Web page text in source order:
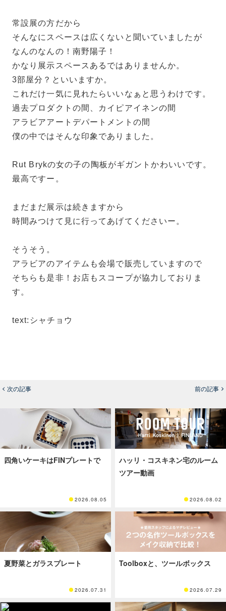
常設展の方だから
そんなにスペースは広くないと聞いていましたが
なんのなんの！南野陽子！
かなり展示スペースあるではありませんか。
3部屋分？といいますか。
これだけ一気に見れたらいいなぁと思うわけです。
過去プロダクトの間、カイピアイネンの間
アラビアアートデパートメントの間
僕の中ではそんな印象でありました。
Rut Brykの女の子の陶板がギガントかわいいです。
最高ですー。
まだまだ展示は続きますから
時間みつけて見に行ってあげてくださいー。
そうそう。
アラビアのアイテムも会場で販売していますので
そちらも是非！お店もスコープが協力しておりま
す。
text:シャチョウ
次の記事 前の記事
四角いケーキはFINプレートで
2026.08.05
ハッリ・コスキネン宅のルーム
ツアー動画
2026.08.02
夏野菜とガラスプレート
2026.07.31
Toolboxと、ツールボックス
2026.07.29